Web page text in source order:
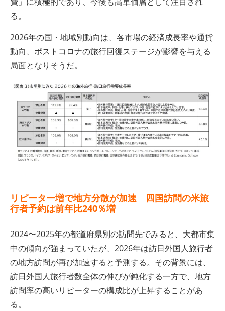
る。
2026年の国・地域別動向は、各市場の経済成長率や通貨
動向、ポストコロナの旅行回復ステージが影響を与える
局面となりそうだ。
リピーター増で地方分散が加速 四国訪問の米旅
行者予約は前年比240％増
2024〜2025年の都道府県別の訪問先でみると、大都市集
中の傾向が強まっていたが、2026年は訪日外国人旅行者
の地方訪問が再び加速すると予測する。その背景には、
訪日外国人旅行者数全体の伸びが鈍化する一方で、地方
訪問率の高いリピーターの構成比が上昇することがあ
る。